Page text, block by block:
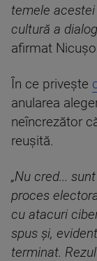
temele
cultură a
afirmat
În ce priveşte
anularea
neîncrezător
reuşită.
„Nu cred...
proces
cu atacuri
spus şi,
terminat.